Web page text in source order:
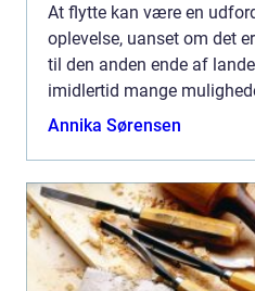
At flytte kan være en
oplevelse, uanset om det
til den anden ende af
imidlertid mange
pålideligt flyttefir...
Annika Sørensen